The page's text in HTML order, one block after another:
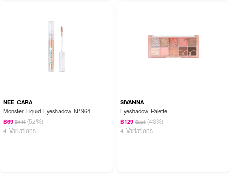
NEE CARA
Monster Liquid Eyeshadow N1964
฿69 ฿145 (52%)
4 Variations
SIVANNA
Eyeshadow Palette
฿129 ฿225 (43%)
4 Variations